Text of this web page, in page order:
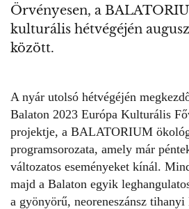
Örvényesen, a
kulturális hétvégéjén
között.
A nyár utolsó hétvégéjén
Balaton 2023 Európa Kulturális
projektje, a BALATORIUM
programsorozata, amely már
változatos eseményeket kínál.
majd a Balaton egyik
a gyönyörű, neoreneszánsz tihanyi